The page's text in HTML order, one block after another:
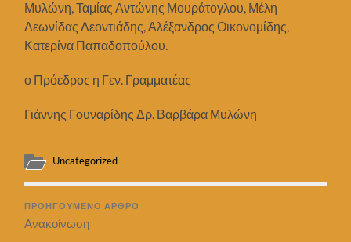
Μυλώνη, Ταμίας Αντώνης Μουράτογλου, Μέλη
Λεωνίδας Λεοντιάδης, Αλέξανδρος Οικονομίδης,
Κατερίνα Παπαδοπούλου.
ο Πρόεδρος η Γεν. Γραμματέας
Γιάννης Γουναρίδης Δρ. Βαρβάρα Μυλώνη
Uncategorized
ΠΡΟΗΓΟΎΜΕΝΟ ΆΡΘΡΟ
Aνακοίνωση